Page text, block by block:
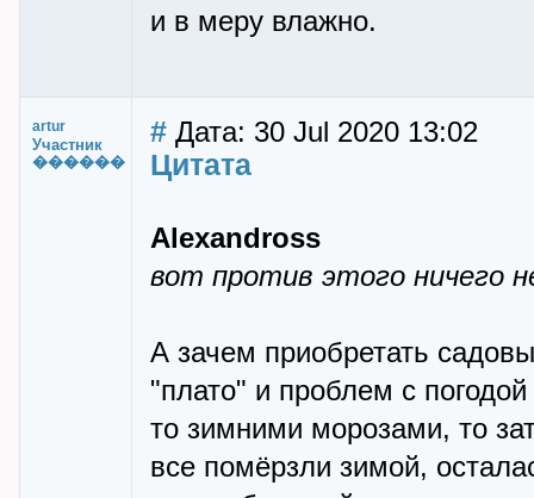
и в меру влажно.
artur
Участник
������
# Дата: 30 Jul 2020 13:02
Цитата
Alexandross
вот против этого ничего
А зачем приобретать
"плато" и проблем с
то зимними морозами, то
все помёрзли зимой,